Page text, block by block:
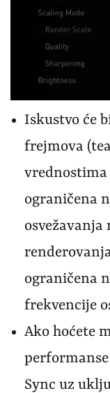
Iskustvo će
frejmova
ograničena
ograničena
frekvencije
Ako hoćete
Sync uz